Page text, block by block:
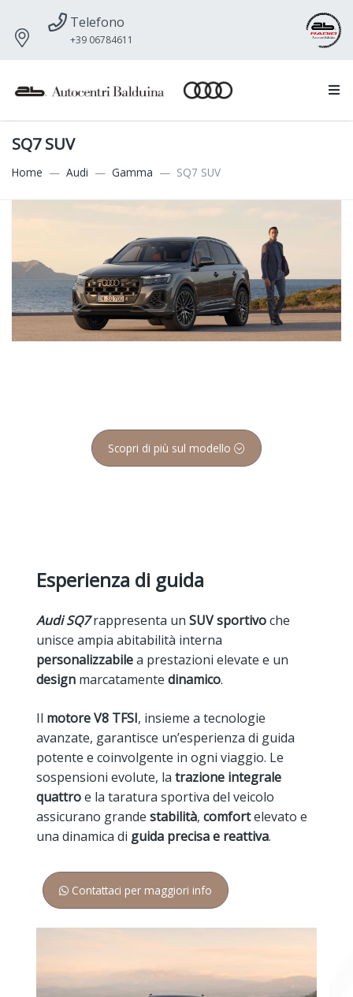
Telefono
+39 06784611
SQ7 SUV
Home Audi Gamma SQ7 SUV
Scopri di più sul modello
Esperienza di guida
Audi SQ7rappresenta un SUV sportivoche
unisce ampia abitabilità interna
personalizzabilea prestazioni elevate e un
design marcatamente dinamico.
Il motore V8 TFSI, insieme a tecnologie
avanzate, garantisce un’esperienza di guida
potente e coinvolgente in ogni viaggio. Le
sospensioni evolute, la trazione integrale
quattroe la taratura sportiva del veicolo
assicurano grande stabilità, comfortelevato e
una dinamica di guida precisa e reattiva.
Contattaci per maggiori info